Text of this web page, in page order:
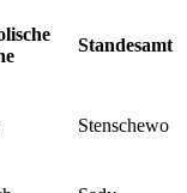
Standesamt
Stenschewo